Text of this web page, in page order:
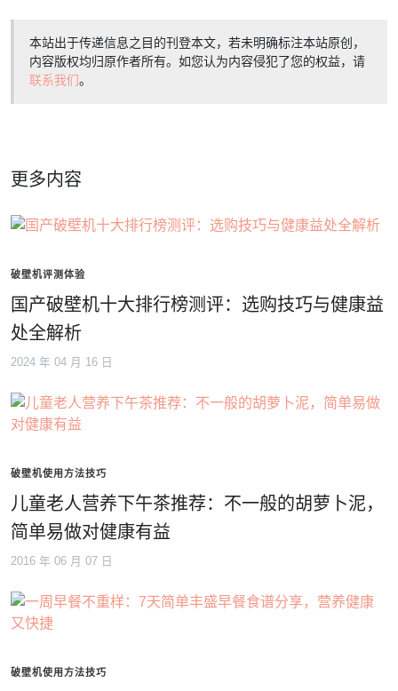
本站出于传递信息之目的刊登本文，若未明确标注本站原创，
内容版权均归原作者所有。如您认为内容侵犯了您的权益，请
联系我们。
更多内容
破壁机评测体验
国产破壁机十大排行榜测评：选购技巧与健康益
处全解析
2024 年 04 月 16 日
破壁机使用方法技巧
儿童老人营养下午茶推荐：不一般的胡萝卜泥，
简单易做对健康有益
2016 年 06 月 07 日
破壁机使用方法技巧